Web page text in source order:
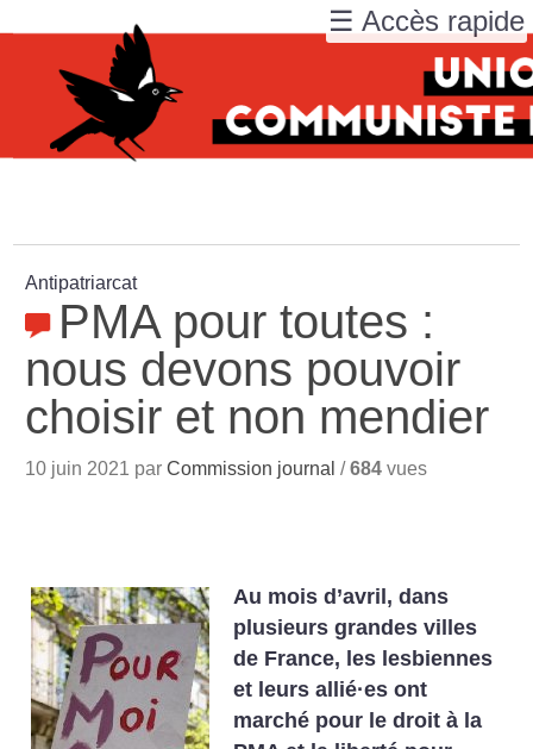
Antipatriarcat
PMA pour toutes :
nous devons pouvoir
choisir et non mendier
10 juin 2021 parCommission journal /684 vues
Au mois d’avril, dans
plusieurs grandes villes
de France, les lesbiennes
et leurs allié·es ont
marché pour le droit à la
☰ Accès rapide